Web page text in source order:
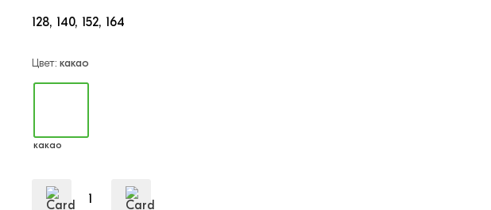
128 140 152 164
Цвет: какао
какао